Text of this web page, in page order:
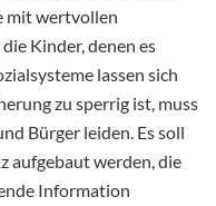
mit wertvollen
Kinder, denen es
lassen sich
zu sperrig ist, muss
Bürger leiden. Es soll
aufgebaut werden, die
Information